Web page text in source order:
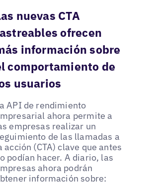
nuevas CTA
ofrecen
información sobre
comportamiento de
usuarios
API de rendimiento
ahora permite a
empresas realizar un
de las llamadas a
acción (CTA) clave que antes
podían hacer. A diario, las
ahora podrán
información sobre: